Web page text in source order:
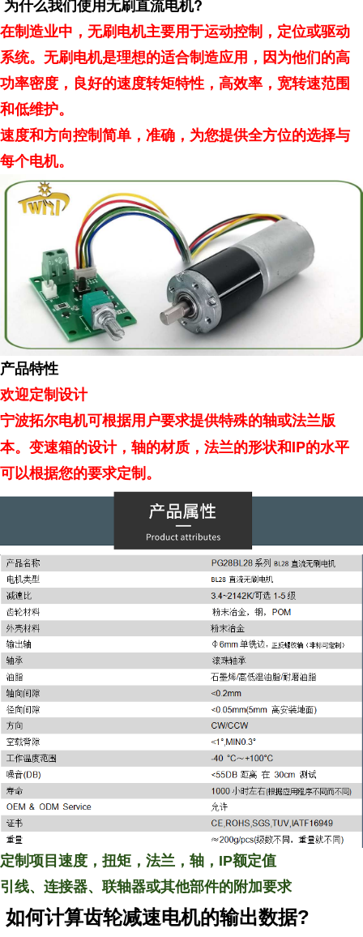
为什么我们使用无刷直流电机?
在制造业中，无刷电机主要用于运动控制，定位或驱动
系统。无刷电机是理想的适合制造应用，因为他们的高
功率密度，良好的速度转矩特性，高效率，宽转速范围
和低维护。
速度和方向控制简单，准确，为您提供全方位的选择与
每个电机。
产品特性
欢迎定制设计
宁波拓尔电机可根据用户要求提供特殊的轴或法兰版
本。变速箱的设计，轴的材质，法兰的形状和IP的水平
可以根据您的要求定制。
定制项目速度，扭矩，法兰，轴， IP额定值
引线、连接器、联轴器或其他部件的附加要求
如何计算齿轮减速电机的输出数据?